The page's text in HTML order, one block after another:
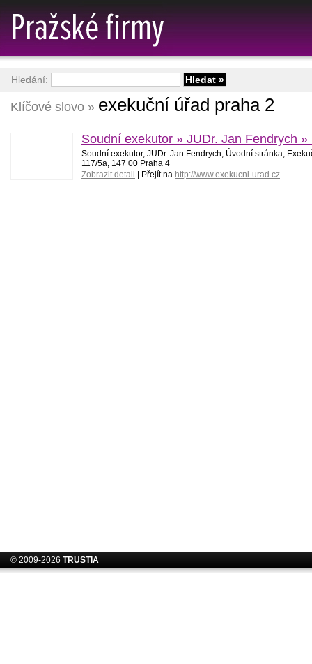
Klíčové slovo » exekuční úřad praha 2
Soudní exekutor » JUDr. Jan Fendrych
Soudní exekutor, JUDr. Jan Fendrych, Úvodní stránka,
117/5a, 147 00 Praha 4
Zobrazit detail
| Přejít na http://www.exekucni-urad.cz
Hledání:
© 2009-2026 TRUSTIA